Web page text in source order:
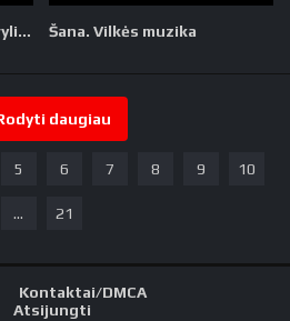
Džimas Saga ir pašėlęs Tryliktukas Šana. Vilkės muzika
daugiau
5 6 7 8 9 10
... 21
Kontaktai/DMCA
Atsijungti